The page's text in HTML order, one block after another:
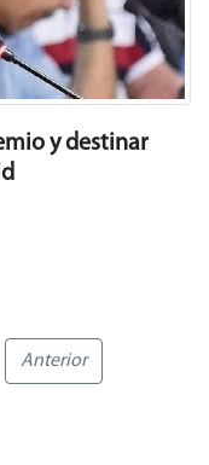
y destinar
Anterior